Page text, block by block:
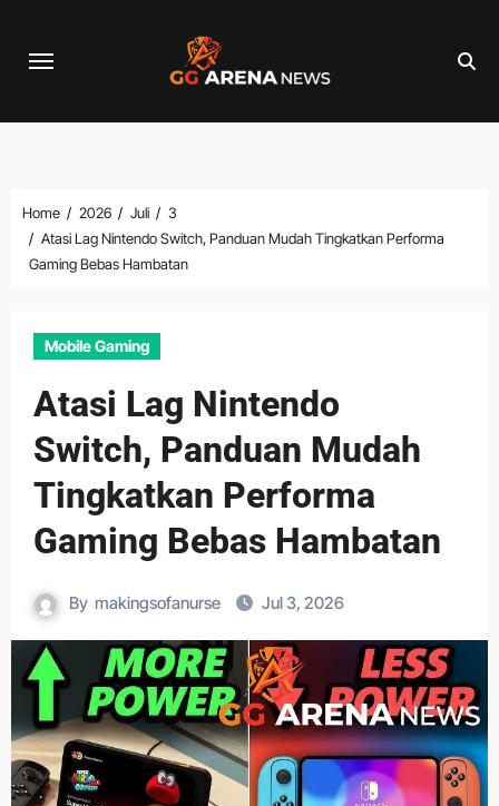
Home 2026 Juli
3
Atasi Lag Nintendo Switch, Panduan Mudah Tingkatkan Performa
Gaming Bebas Hambatan
Mobile Gaming
Atasi Lag Nintendo
Switch, Panduan Mudah
Tingkatkan Performa
Gaming Bebas Hambatan
By makingsofanurse Jul 3, 2026